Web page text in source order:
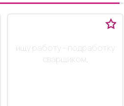
ищу работу - подработку
сварщиком,